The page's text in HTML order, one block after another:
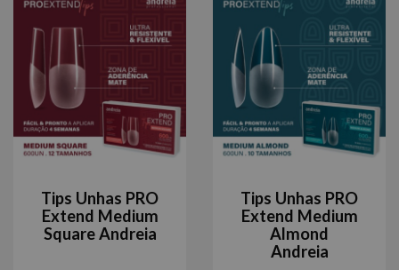
Tips Unhas PRO
Extend Medium
Square Andreia
Tips Unhas PRO
Extend Medium
Almond
Andreia